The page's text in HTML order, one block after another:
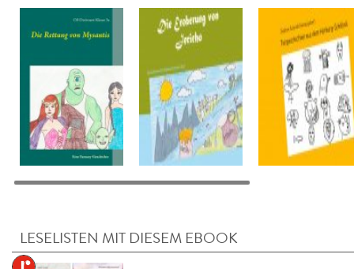
LESELISTEN MIT DIESEM EBOOK